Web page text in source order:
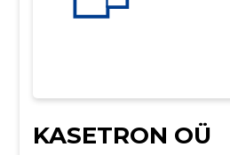
KASETRON OÜ